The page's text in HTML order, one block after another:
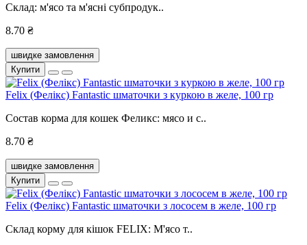
Склад: м'ясо та м'ясні субпродук..
8.70 ₴
швидке замовлення
Купити
Felix (Фелікс) Fantastic шматочки з куркою в желе, 100 гр
Состав корма для кошек Феликс: мясо и с..
8.70 ₴
швидке замовлення
Купити
Felix (Фелікс) Fantastic шматочки з лососем в желе, 100 гр
Склад корму для кішок FELIX: М'ясо т..